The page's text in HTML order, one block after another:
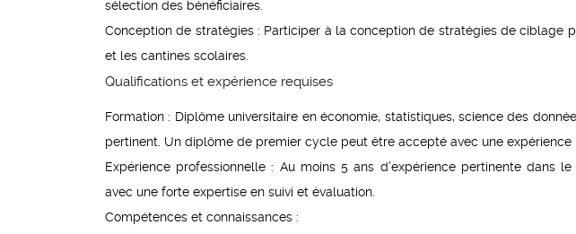
sélection des bénéficiaires.
Conception de stratégies : Participer à la conception de stratégies de ciblage
et les cantines scolaires.
Qualifications et expérience requises
Formation : Diplôme universitaire en économie, statistiques, science des
pertinent. Un diplôme de premier cycle peut être accepté avec une
Expérience professionnelle : Au moins 5 ans d’expérience pertinente dans
avec une forte expertise en suivi et évaluation.
Compétences et connaissances :